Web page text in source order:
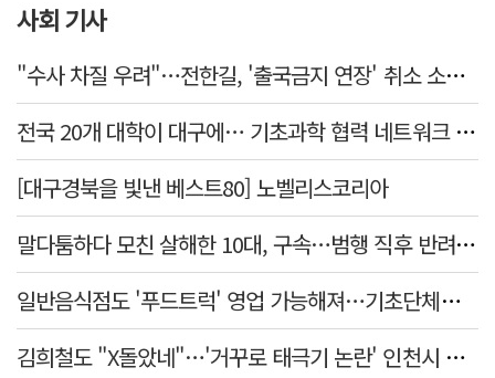
사회 기사
"수사 차질 우려"…전한길, '출국금지 연장' 취소 소송 패소
전국 20개 대학이 대구에… 기초과학 협력 네트워크 출범하다
[대구경북을 빛낸 베스트80] 노벨리스코리아
말다툼하다 모친 살해한 10대, 구속…범행 직후 반려견도 죽여
일반음식점도 '푸드트럭' 영업 가능해져…기초단체별 조례 개정 움직임
김희철도 "X돌았네"…'거꾸로 태극기 논란' 인천시 현수막, 이틀 만에 철거